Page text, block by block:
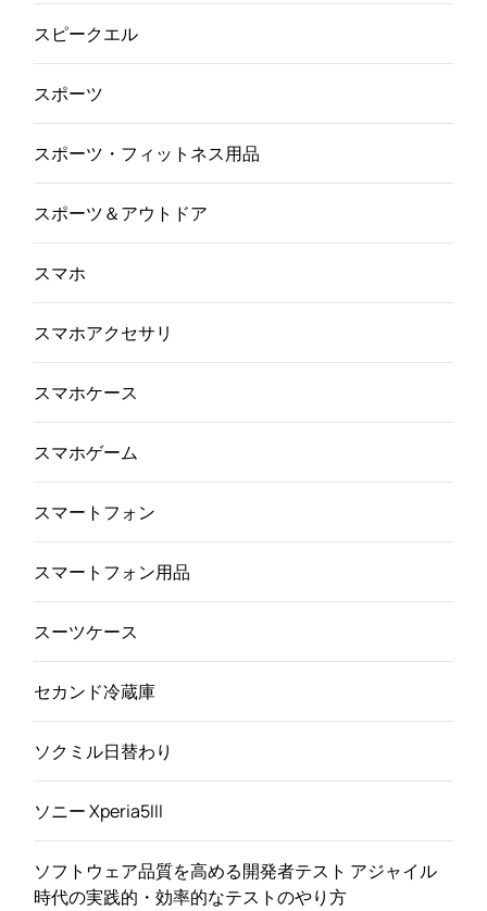
スピークエル
スポーツ
スポーツ・フィットネス用品
スポーツ＆アウトドア
スマホ
スマホアクセサリ
スマホケース
スマホゲーム
スマートフォン
スマートフォン用品
スーツケース
セカンド冷蔵庫
ソクミル日替わり
ソニー Xperia5III
ソフトウェア品質を高める開発者テスト アジャイル
時代の実践的・効率的なテストのやり方